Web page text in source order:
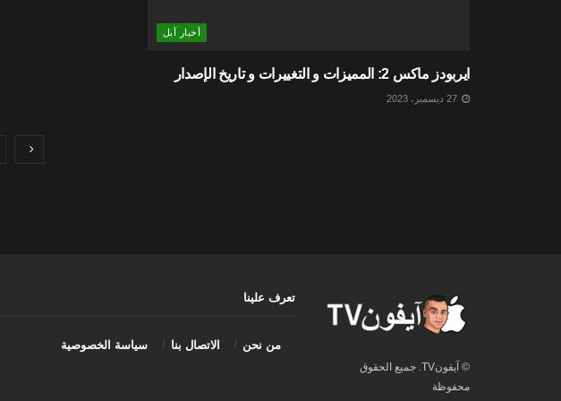
أخبار آبل
ايربودز ماكس 2: المميزات و التغييرات و تاريخ الإصدار
© آيفونTV. جميع الحقوق
محفوظة
تعرف علينا
من نحن الاتصال بنا سياسة الخصوصية